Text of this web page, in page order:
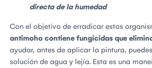
directa de la humedad
Con el objetivo de erradicar estos
antimoho contiene fungicidas que
ayudar, antes de aplicar la pintura,
solución de agua y lejía. Esta es una